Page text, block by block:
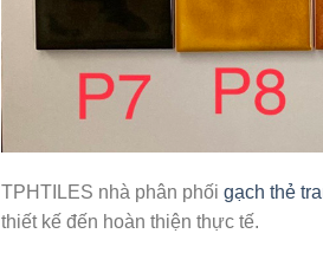
TPHTILES nhà phân phối gạch thẻ
thiết kế đến hoàn thiện thực tế.